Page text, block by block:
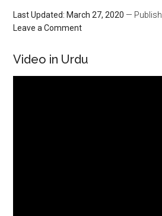
Last Updated: March 27, 2020 —
Leave a Comment
Video in Urdu